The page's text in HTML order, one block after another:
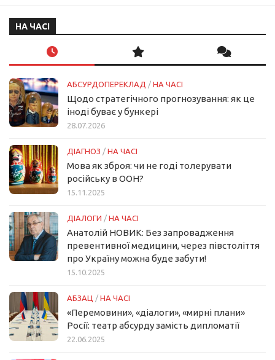
НА ЧАСІ
АБСУРДОПЕРЕКЛАД / НА ЧАСІ
Щодо стратегічного прогнозування: як це
іноді буває у бункері
28.07.2026
ДІАГНОЗ / НА ЧАСІ
Мова як зброя: чи не годі толерувати
російську в ООН?
15.11.2025
ДІАЛОГИ / НА ЧАСІ
Анатолій НОВИК: Без запровадження
превентивної медицини, через півстоліття
про Україну можна буде забути!
15.10.2025
АБЗАЦ / НА ЧАСІ
«Перемовини», «діалоги», «мирні плани»
Росії: театр абсурду замість дипломатії
22.06.2025